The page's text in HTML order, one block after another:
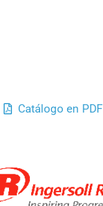
Catálogo en PDF